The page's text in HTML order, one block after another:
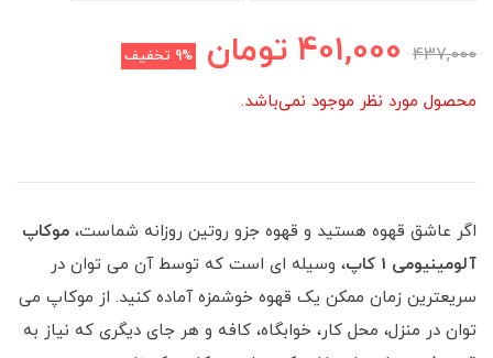
437,000
401,000 تومان 9% تخفیف
محصول مورد نظر موجود نمی‌باشد.
اگر عاشق قهوه هستید و قهوه جزو روتین روزانه شماست، موکاپ
آلومینیومی 1 کاپ
، وسیله ای است که توسط آن می توان در
سریعترین زمان ممکن یک قهوه خوشمزه آماده کنید. از موکاپ می
توان در منزل، محل کار، خوابگاه، کافه و هر جای دیگری که نیاز به